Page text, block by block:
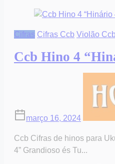
Cifras Cifras Ccb Violão Ccb
Ccb Hino 4
março 16, 2024
Ccb Cifras de hinos para
4” Grandioso és Tu...